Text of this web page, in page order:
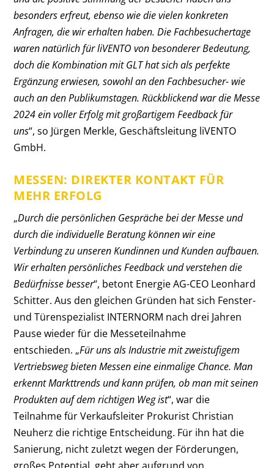
besonders erfreut, ebenso wie die vielen konkreten
Anfragen, die wir erhalten haben. Die Fachbesuchertage
waren natürlich für liVENTO von besonderer Bedeutung,
doch die Kombination mit GLT hat sich als perfekte
Ergänzung erwiesen, sowohl an den Fachbesucher- wie
auch an den Publikumstagen. Rückblickend war die Messe
2024 ein voller Erfolg mit großartigem Feedback für
uns“, so Jürgen Merkle, Geschäftsleitung liVENTO
GmbH.
MESSEN: DIREKTER KONTAKT FÜR
MEHR ERFOLG
„Durch die persönlichen Gespräche bei der Messe und
durch die individuelle Beratung können wir eine
Verbindung zu unseren Kundinnen und Kunden aufbauen.
Wir erhalten persönliches Feedback und verstehen die
Bedürfnisse besser“, betont Energie AG-CEO Leonhard
Schitter. Aus den gleichen Gründen hat sich Fenster-
und Türenspezialist INTERNORM nach drei Jahren
Pause wieder für die Messeteilnahme
entschieden. „Für uns als Industrie mit zweistufigem
Vertriebsweg bieten Messen eine einmalige Chance. Man
erkennt Markttrends und kann prüfen, ob man mit seinen
Produkten auf dem richtigen Weg ist“, war die
Teilnahme für Verkaufsleiter Prokurist Christian
Neuherz die richtige Entscheidung. Für ihn hat die
Sanierung, nicht zuletzt wegen der Förderungen,